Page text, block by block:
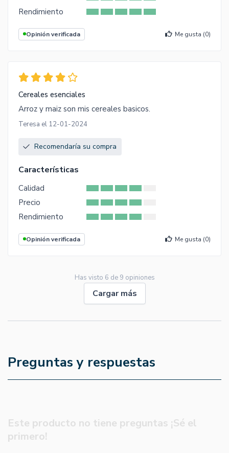
Rendimiento
Opinión verificada Me gusta (0)
Cereales esenciales
Arroz y maiz son mis cereales basicos.
Teresa el 12-01-2024
Recomendaría su compra
Características
Calidad
Precio
Rendimiento
Opinión verificada Me gusta (0)
Has visto 6 de 9 opiniones
Cargar más
Preguntas y respuestas
Este producto no tiene preguntas ¡Sé el
primero!